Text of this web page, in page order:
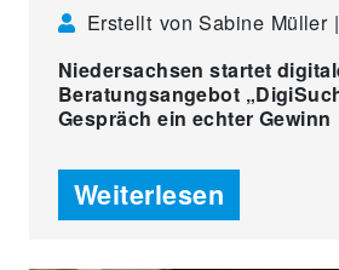
Erstellt von Sabine Müller |
Niedersachsen startet
Beratungsangebot
Gespräch ein echter Gewinn
Weiterlesen